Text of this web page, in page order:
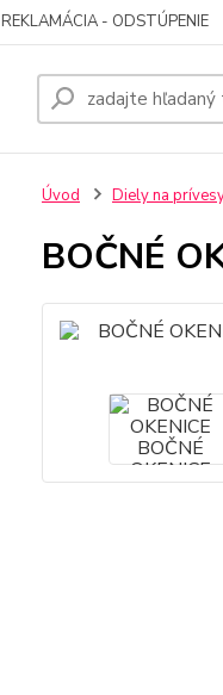
REKLAMÁCIA - ODSTÚPENIE
Úvod Diely na
BOČNÉ